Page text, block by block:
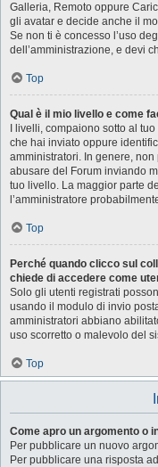
Galleria, Remoto oppure
gli avatar e decide anche il
Se non ti è concesso l’uso
dell’amministrazione, e devi
Top
Qual è il mio livello e come
I livelli, compaiono sotto al
che hai inviato oppure
amministratori. In genere,
abusare del Forum inviando
tuo livello. La maggior parte
l’amministratore
Top
Perché quando clicco sul
chiede di accedere come
Solo gli utenti registrati
usando il modulo di invio
amministratori abbiano
uso scorretto o malevolo del
Top
Come apro un argomento o
Per pubblicare un nuovo
Per pubblicare una risposta